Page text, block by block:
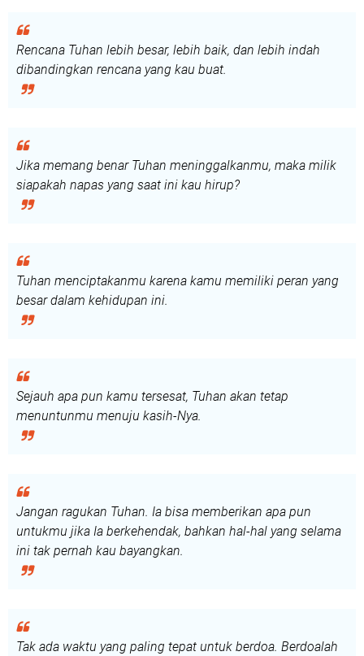
Rencana Tuhan lebih besar, lebih baik, dan lebih indah
dibandingkan rencana yang kau buat.
Jika memang benar Tuhan meninggalkanmu, maka milik
siapakah napas yang saat ini kau hirup?
Tuhan menciptakanmu karena kamu memiliki peran yang
besar dalam kehidupan ini.
Sejauh apa pun kamu tersesat, Tuhan akan tetap
menuntunmu menuju kasih-Nya.
Jangan ragukan Tuhan. Ia bisa memberikan apa pun
untukmu jika Ia berkehendak, bahkan hal-hal yang selama
ini tak pernah kau bayangkan.
Tak ada waktu yang paling tepat untuk berdoa. Berdoalah